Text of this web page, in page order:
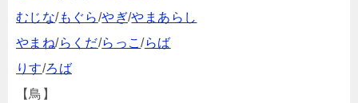
むじな/もぐら/やぎ/やまあらし
やまね/らくだ/らっこ/らば
りす/ろば
【鳥】